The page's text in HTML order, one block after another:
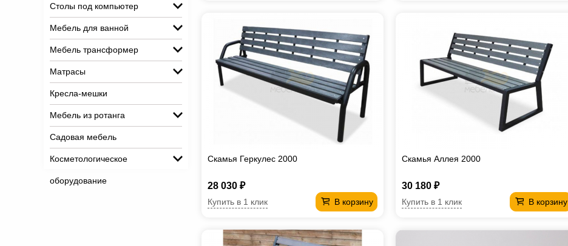
Столы под компьютер
Мебель для ванной
Мебель трансформер
Матрасы
Кресла-мешки
Мебель из ротанга
Садовая мебель
Косметологическое
оборудование
Скамья Геркулес 2000
28 030 ₽
В корзину
Купить в 1 клик
Скамья Аллея 2000
30 180 ₽
В корзину
Купить в 1 клик